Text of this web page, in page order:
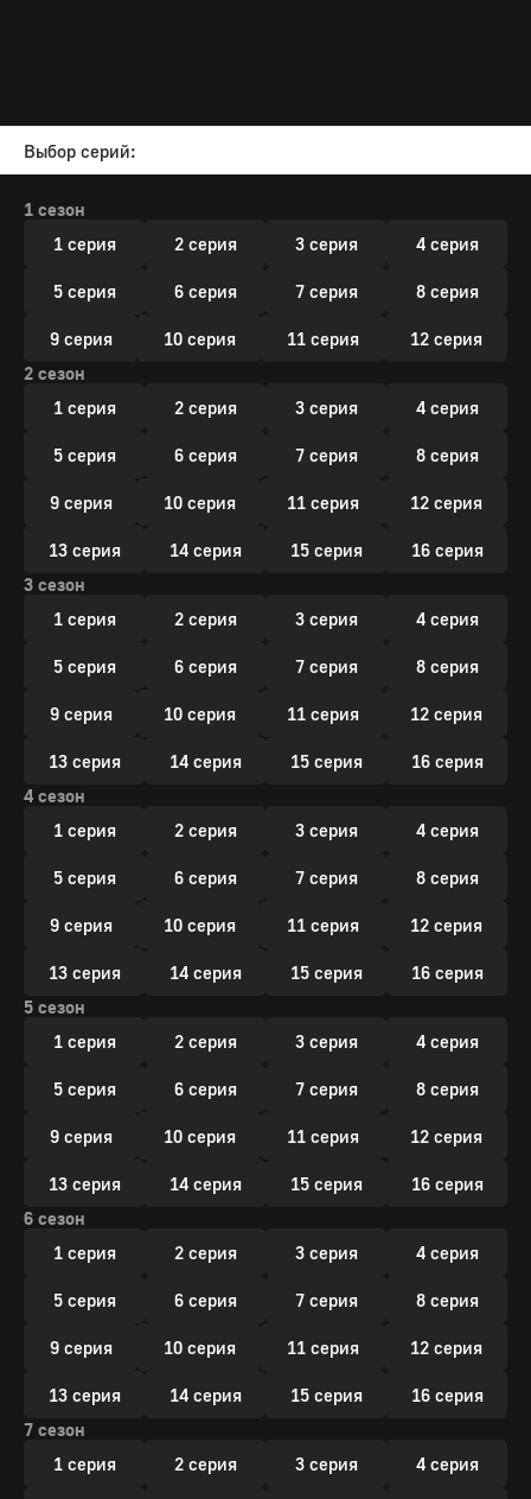
Выбор серий:
1 сезон
1 серия
2 серия 3 серия 4 серия
5 серия 6 серия 7 серия 8 серия
9 серия 10 серия 11 серия
12 серия
2 сезон
1 серия
2 серия 3 серия 4 серия
5 серия 6 серия 7 серия 8 серия
9 серия 10 серия 11 серия 12 серия
13 серия 14 серия 15 серия
16 серия
3 сезон
1 серия
2 серия 3 серия 4 серия
5 серия 6 серия 7 серия 8 серия
9 серия 10 серия 11 серия 12 серия
13 серия 14 серия 15 серия
16 серия
4 сезон
1 серия
2 серия 3 серия 4 серия
5 серия 6 серия 7 серия 8 серия
9 серия 10 серия 11 серия 12 серия
13 серия 14 серия 15 серия
16 серия
5 сезон
1 серия
2 серия 3 серия 4 серия
5 серия 6 серия 7 серия 8 серия
9 серия 10 серия 11 серия 12 серия
13 серия 14 серия 15 серия
16 серия
6 сезон
1 серия
2 серия 3 серия 4 серия
5 серия 6 серия 7 серия 8 серия
9 серия 10 серия 11 серия 12 серия
13 серия 14 серия 15 серия
16 серия
7 сезон
1 серия
2 серия 3 серия 4 серия